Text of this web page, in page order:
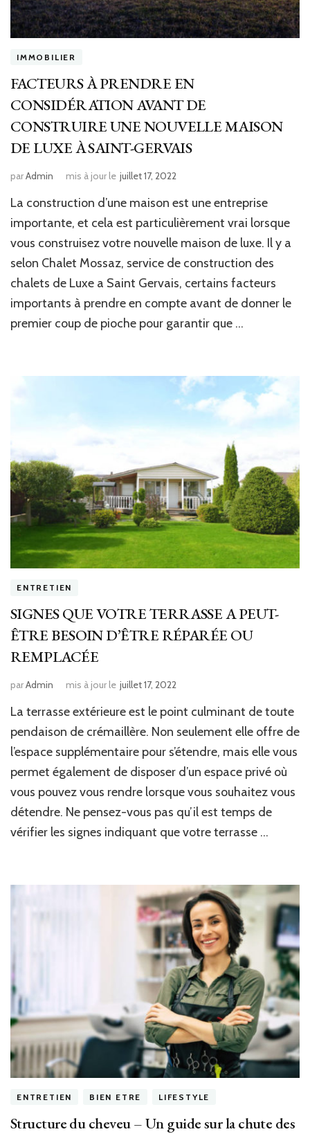
IMMOBILIER
FACTEURS À PRENDRE EN
CONSIDÉRATION AVANT DE
CONSTRUIRE UNE NOUVELLE MAISON
DE LUXE À SAINT-GERVAIS
parAdmin mis à jour le juillet 17, 2022
La construction d’une maison est une entreprise
importante, et cela est particulièrement vrai lorsque
vous construisez votre nouvelle maison de luxe. Il y a
selon Chalet Mossaz, service de construction des
chalets de Luxe a Saint Gervais, certains facteurs
importants à prendre en compte avant de donner le
premier coup de pioche pour garantir que …
ENTRETIEN
SIGNES QUE VOTRE TERRASSE A PEUT-
ÊTRE BESOIN D’ÊTRE RÉPARÉE OU
REMPLACÉE
parAdmin mis à jour le juillet 17, 2022
La terrasse extérieure est le point culminant de toute
pendaison de crémaillère. Non seulement elle offre de
l’espace supplémentaire pour s’étendre, mais elle vous
permet également de disposer d’un espace privé où
vous pouvez vous rendre lorsque vous souhaitez vous
détendre. Ne pensez-vous pas qu’il est temps de
vérifier les signes indiquant que votre terrasse …
ENTRETIEN BIEN ETRE LIFESTYLE
Structure du cheveu – Un guide sur la chute des